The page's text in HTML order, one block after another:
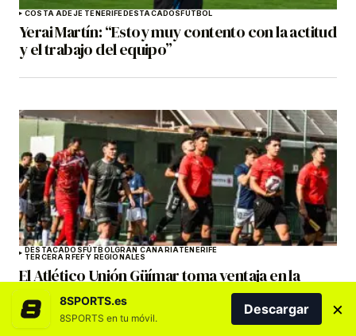
COSTA ADEJE TENERIFEDESTACADOSFÚTBOL
Yerai Martín: “Estoy muy contento con la actitud
y el trabajo del equipo”
DESTACADOSFÚTBOLGRAN CANARIATENERIFE
TERCERA RFEF Y REGIONALES
El Atlético Unión Güímar toma ventaja en la
eliminatoria canaria de Copa del Rey
8SPORTS.es
8SPORTS en tu móvil.
Descargar ×